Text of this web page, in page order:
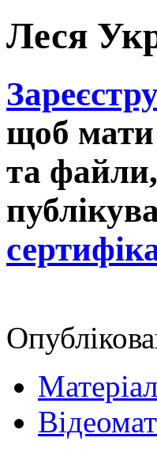
Леся
щоб мати
та файли,